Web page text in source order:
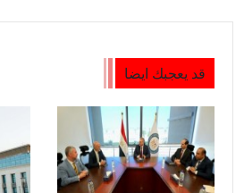
قد يعجبك ايضا